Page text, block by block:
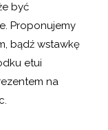
być
Proponujemy
bądź wstawkę
etui
na